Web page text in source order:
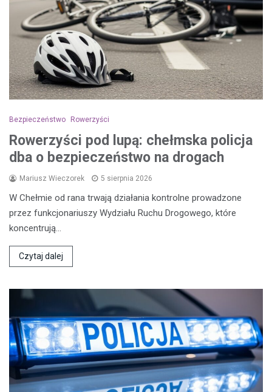
Bezpieczeństwo Rowerzyści
Rowerzyści pod lupą: chełmska policja
dba o bezpieczeństwo na drogach
Mariusz Wieczorek 5 sierpnia 2026
W Chełmie od rana trwają działania kontrolne prowadzone
przez funkcjonariuszy Wydziału Ruchu Drogowego, które
koncentrują…
Czytaj dalej